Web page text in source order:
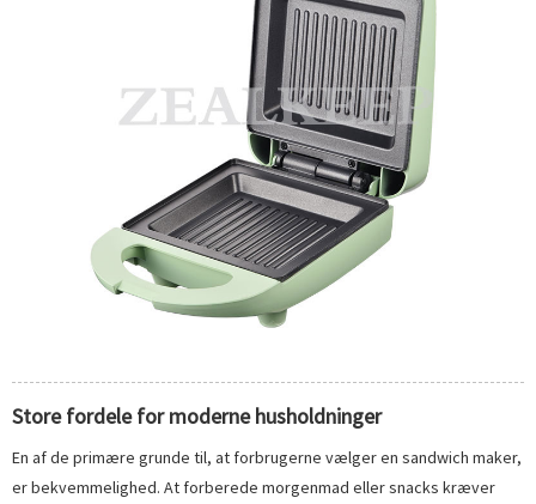
Store fordele for moderne husholdninger
En af de primære grunde til, at forbrugerne vælger en sandwich maker,
er bekvemmelighed. At forberede morgenmad eller snacks kræver